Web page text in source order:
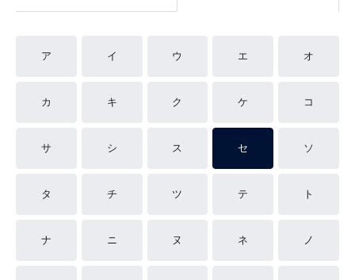
ア イ ウ エ オ
カ キ ク ケ コ
サ シ ス セ ソ
タ チ ツ テ ト
ナ ニ ヌ ネ ノ